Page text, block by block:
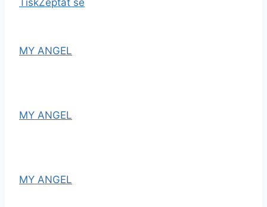
TiskZeptat se
MY ANGEL
MY ANGEL
MY ANGEL